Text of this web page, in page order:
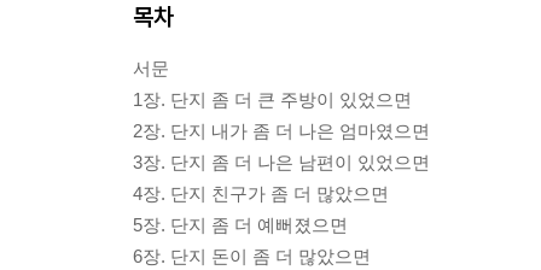
목차
서문
1장. 단지 좀 더 큰 주방이 있었으면
2장. 단지 내가 좀 더 나은 엄마였으면
3장. 단지 좀 더 나은 남편이 있었으면
4장. 단지 친구가 좀 더 많았으면
5장. 단지 좀 더 예뻐졌으면
6장. 단지 돈이 좀 더 많았으면